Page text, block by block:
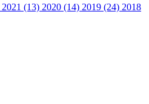
2021 (13) 2020 (14) 2019 (24) 2018